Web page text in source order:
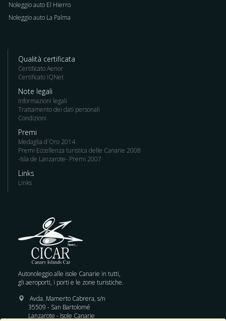
Noleggio auto El Hierro
Noleggio auto La Palma
Qualità certificata
Certificato Aenor
Certificato IQNet
Note legali
Informazioni legali
Trattamento dei dati personali
Condizioni
Premi
Medaglia d´Oro 2014
Premi Eccellenza turistica delle Canarie 2008
-Isla de Lanzarote- Premi 2007
Links
Links
Autonoleggio alle isole Canarie in tutti,
gli aeroporti, i porti e le zone turistiche.
Avda. Mamerto Cabrera, s/n
35509 - San Bartolomé
Lanzarote - Isole Canarie